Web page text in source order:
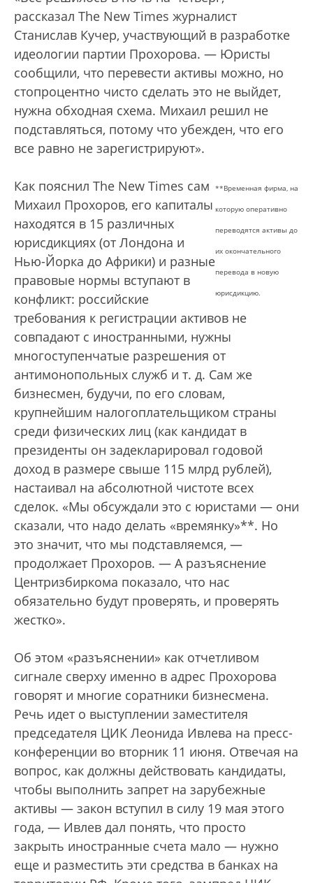
рассказал The New Times журналист
Станислав Кучер, участвующий в разработке
идеологии партии Прохорова. — Юристы
сообщили, что перевести активы можно, но
стопроцентно чисто сделать это не выйдет,
нужна обходная схема. Михаил решил не
подставляться, потому что убежден, что его
все равно не зарегистрируют».
**Временная фирма, на
которую оперативно
переводятся активы до
их окончательного
перевода в новую
юрисдикцию.
Как пояснил The New Times сам
Михаил Прохоров, его капиталы
находятся в 15 различных
юрисдикциях (от Лондона и
Нью-Йорка до Африки) и разные
правовые нормы вступают в
конфликт: российские
требования к регистрации активов не
совпадают с иностранными, нужны
многоступенчатые разрешения от
антимонопольных служб и т. д. Сам же
бизнесмен, будучи, по его словам,
крупнейшим налогоплательщиком страны
среди физических лиц (как кандидат в
президенты он задекларировал годовой
доход в размере свыше 115 млрд рублей),
настаивал на абсолютной чистоте всех
сделок. «Мы обсуждали это с юристами — они
сказали, что надо делать «времянку»**. Но
это значит, что мы подставляемся, —
продолжает Прохоров. — А разъяснение
Центризбиркома показало, что нас
обязательно будут проверять, и проверять
жестко».
Об этом «разъяснении» как отчетливом
сигнале сверху именно в адрес Прохорова
говорят и многие соратники бизнесмена.
Речь идет о выступлении заместителя
председателя ЦИК Леонида Ивлева на пресс-
конференции во вторник 11 июня. Отвечая на
вопрос, как должны действовать кандидаты,
чтобы выполнить запрет на зарубежные
активы — закон вступил в силу 19 мая этого
года, — Ивлев дал понять, что просто
закрыть иностранные счета мало — нужно
еще и разместить эти средства в банках на